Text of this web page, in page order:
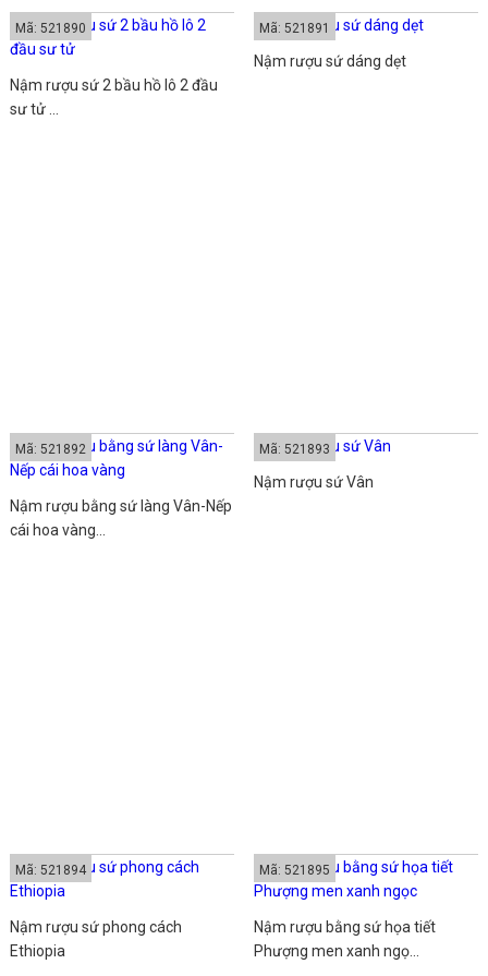
Nậm rượu sứ 2 bầu hồ lô 2 đầu
sư tử ...
Mã: 521890
Nậm rượu sứ dáng dẹt
Mã: 521891
Nậm rượu bằng sứ làng Vân-Nếp
cái hoa vàng...
Mã: 521892
Nậm rượu sứ Vân
Mã: 521893
Nậm rượu sứ phong cách
Ethiopia
Mã: 521894
Nậm rượu bằng sứ họa tiết
Phượng men xanh ngọ...
Mã: 521895